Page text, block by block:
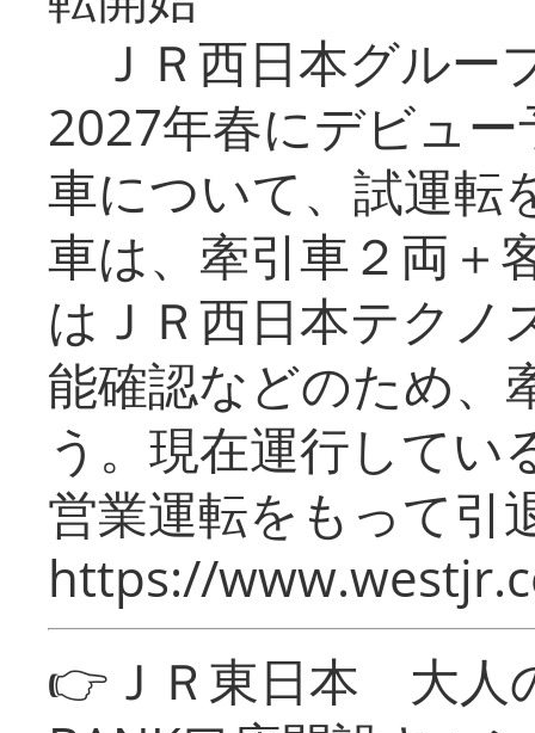
ＪＲ西日本グルー
2027年春にデビュ
車について、試運転
車は、牽引車２両＋
はＪＲ西日本テクノ
能確認などのため、
う。現在運行してい
営業運転をもって引
https://
👉ＪＲ東日本 大人